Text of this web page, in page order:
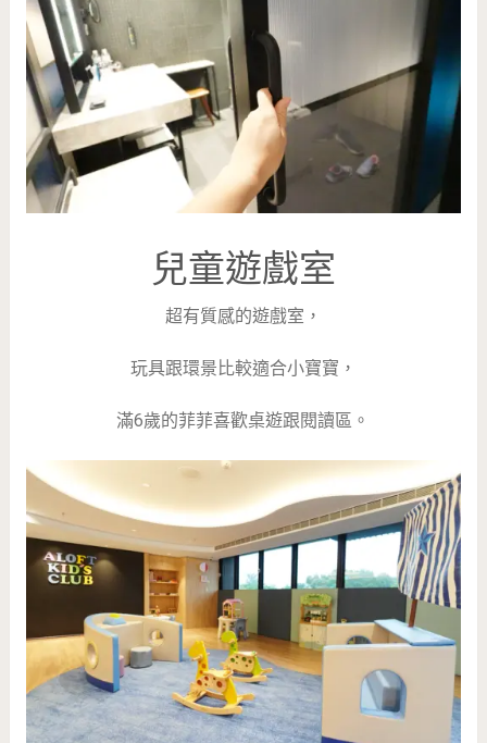
兒童遊戲室
超有質感的遊戲室，
玩具跟環景比較適合小寶寶，
滿6歲的菲菲喜歡桌遊跟閱讀區。